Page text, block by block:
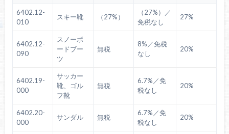
6402.12-
010
スキー靴 （27%）
（27%）／
免税なし
27%
6402.12-
090
スノーボ
ードブー
ツ
無税
8%／免税
なし
20%
6402.19-
000
サッカー
靴、ゴル
フ靴
無税
6.7%／免
税なし
20%
6402.20-
000
サンダル 無税
6.7%／免
税なし
20%